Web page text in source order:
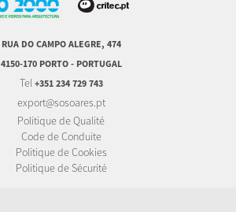
RUA DO CAMPO ALEGRE, 474
4150-170 PORTO - PORTUGAL
Tel +351 234 729 743
export@sosoares.pt
Politique de Qualité
Code de Conduite
Politique de Cookies
Politique de Sécurité